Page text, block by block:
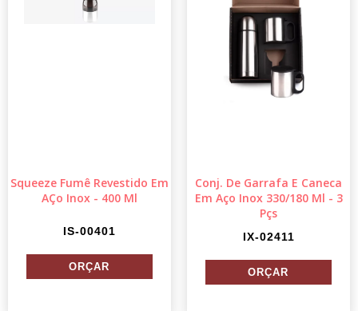
Squeeze Fumê Revestido Em
AÇo Inox - 400 Ml
IS-00401
Conj. De Garrafa E Caneca
Em Aço Inox 330/180 Ml - 3
Pçs
IX-02411